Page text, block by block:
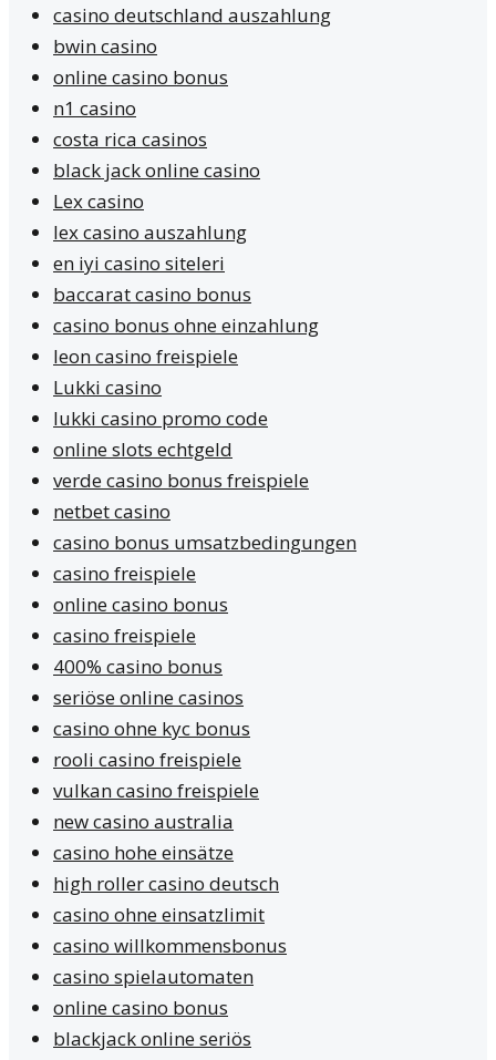
casino deutschland auszahlung
bwin casino
online casino bonus
n1 casino
costa rica casinos
black jack online casino
Lex casino
lex casino auszahlung
en iyi casino siteleri
baccarat casino bonus
casino bonus ohne einzahlung
leon casino freispiele
Lukki casino
lukki casino promo code
online slots echtgeld
verde casino bonus freispiele
netbet casino
casino bonus umsatzbedingungen
casino freispiele
online casino bonus
casino freispiele
400% casino bonus
seriöse online casinos
casino ohne kyc bonus
rooli casino freispiele
vulkan casino freispiele
new casino australia
casino hohe einsätze
high roller casino deutsch
casino ohne einsatzlimit
casino willkommensbonus
casino spielautomaten
online casino bonus
blackjack online seriös